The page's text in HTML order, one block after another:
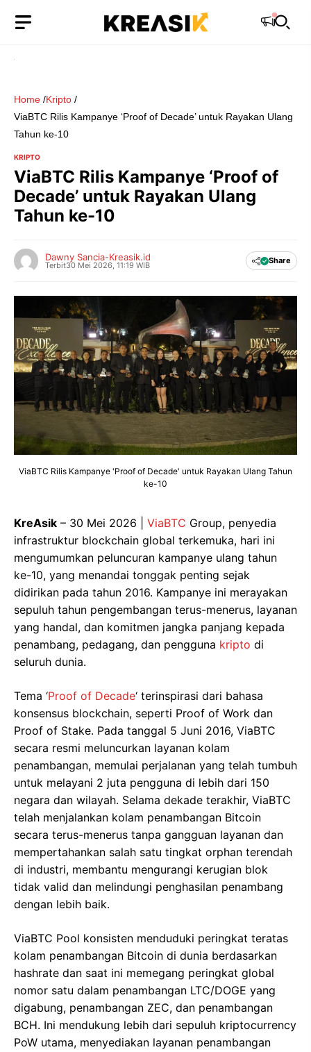
Home /Kripto /
ViaBTC Rilis Kampanye ‘Proof of Decade’ untuk Rayakan Ulang
Tahun ke-10
KRIPTO
ViaBTC Rilis Kampanye ‘Proof of
Decade’ untuk Rayakan Ulang
Tahun ke-10
Dawny Sancia-Kreasik.id
Terbit30 Mei 2026, 11:19 WIB Share
ViaBTC Rilis Kampanye 'Proof of Decade' untuk Rayakan Ulang Tahun
ke-10
KreAsik – 30 Mei 2026 | ViaBTC Group, penyedia
infrastruktur blockchain global terkemuka, hari ini
mengumumkan peluncuran kampanye ulang tahun
ke-10, yang menandai tonggak penting sejak
didirikan pada tahun 2016. Kampanye ini merayakan
sepuluh tahun pengembangan terus-menerus, layanan
yang handal, dan komitmen jangka panjang kepada
penambang, pedagang, dan pengguna kripto di
seluruh dunia.
Tema ‘Proof of Decade‘ terinspirasi dari bahasa
konsensus blockchain, seperti Proof of Work dan
Proof of Stake. Pada tanggal 5 Juni 2016, ViaBTC
secara resmi meluncurkan layanan kolam
penambangan, memulai perjalanan yang telah tumbuh
untuk melayani 2 juta pengguna di lebih dari 150
negara dan wilayah. Selama dekade terakhir, ViaBTC
telah menjalankan kolam penambangan Bitcoin
secara terus-menerus tanpa gangguan layanan dan
mempertahankan salah satu tingkat orphan terendah
di industri, membantu mengurangi kerugian blok
tidak valid dan melindungi penghasilan penambang
dengan lebih baik.
ViaBTC Pool konsisten menduduki peringkat teratas
kolam penambangan Bitcoin di dunia berdasarkan
hashrate dan saat ini memegang peringkat global
nomor satu dalam penambangan LTC/DOGE yang
digabung, penambangan ZEC, dan penambangan
BCH. Ini mendukung lebih dari sepuluh kriptocurrency
PoW utama, menyediakan layanan penambangan